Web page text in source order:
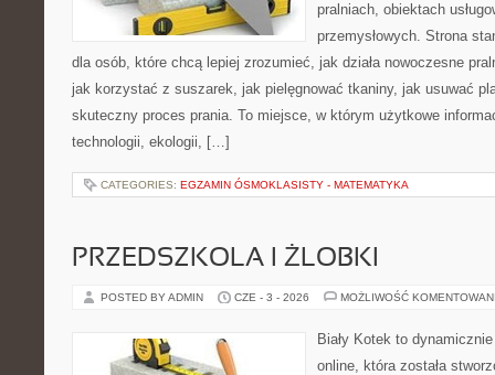
pralniach, obiektach
przemysłowych. Strona
dla osób, które chcą lepiej zrozumieć, jak działa nowoczesne
jak korzystać z suszarek, jak pielęgnować tkaniny, jak usuwać
skuteczny proces prania. To miejsce, w którym użytkowe
technologii, ekologii, […]
CATEGORIES: EGZAMIN ÓSMOKLASISTY - MATEMATYKA
PRZEDSZKOLA I ŻLOBKI
POSTED BY ADMIN CZE - 3 - 2026 MOŻLIWOŚĆ
Biały Kotek to
online, która została